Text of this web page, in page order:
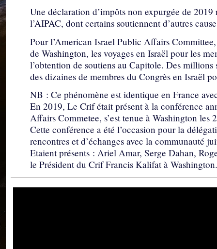
Une déclaration d’impôts non expurgée de
l’AIPAC, dont certains soutiennent d’autres
Pour l’American Israel Public Affairs
de Washington, les voyages en Israël pour les
l’obtention de soutiens au Capitole. Des
des dizaines de membres du Congrès en Israël
NB : Ce phénomène est identique en France
En 2019, Le Crif était présent à la conférence
Affairs Commetee, s’est tenue à Washington les
Cette conférence a été l’occasion pour la
rencontres et d’échanges avec la communauté
Etaient présents : Ariel Amar, Serge Dahan,
le Président du Crif Francis Kalifat à Washington.